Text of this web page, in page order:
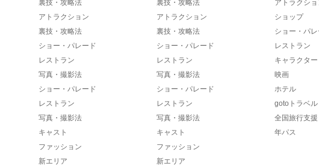
裏技・攻略法
アトラクション
裏技・攻略法
ショー・パレード
レストラン
写真・撮影法
ショー・パレード
レストラン
写真・撮影法
キャスト
ファッション
新エリア
裏技・攻略法
アトラクション
裏技・攻略法
ショー・パレード
レストラン
写真・撮影法
ショー・パレード
レストラン
写真・撮影法
キャスト
ファッション
新エリア
アトラクシ
ショップ
ショー・パ
レストラン
キャラクター
映画
ホテル
gotoトラベル
全国旅行支援
年パス